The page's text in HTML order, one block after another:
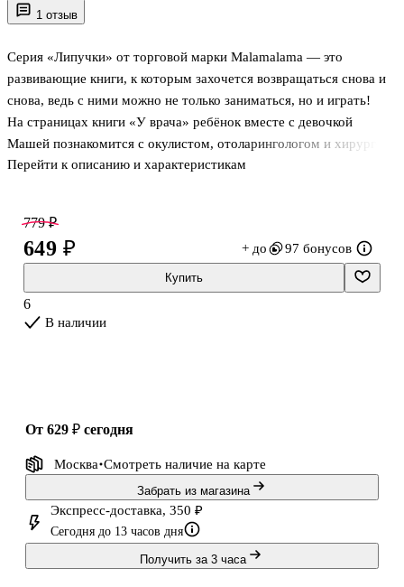
1 отзыв
Серия «Липучки» от торговой марки Malamalama — это
развивающие книги, к которым захочется возвращаться снова и
снова, ведь с ними можно не только заниматься, но и играть!
На страницах книги «У врача» ребёнок вместе с девочкой
Машей познакомится с окулистом, отоларингологом и хирургом,
выяснит, как проходит приём у педиатра и стоматолога, и
игра для детей приходит в разобранном виде, поэтому вы
сможете создать собственную интересную книгу. Содержит 12
красочных страниц, научит сортировать и перекладывать
предметы, сопоставлять пары и познавать окружающий мир.
Развивашка с липучк
Перейти к описанию и характеристикам
779 ₽
649 ₽ + до 97 бонусов
Купить
6
В наличии
от 629 ₽ сегодня
Москва Смотреть наличие на карте
Забрать из магазина
Экспресс-доставка, 350 ₽
Сегодня до 13 часов дня
Получить за 3 часа